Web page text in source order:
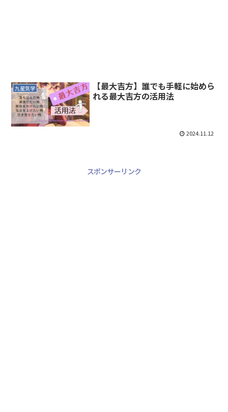
九星気学
【最大吉方】誰でも手軽に始めら
れる最大吉方の活用法
2024.11.12
スポンサーリンク